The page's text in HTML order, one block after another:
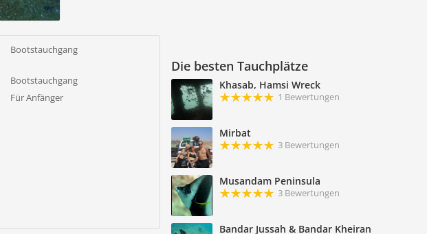
Die besten Tauchplätze
Khasab, Hamsi Wreck
1 Bewertungen
Mirbat
3 Bewertungen
Musandam Peninsula
3 Bewertungen
Bandar Jussah & Bandar Kheiran
Bootstauchgang
Bootstauchgang
Für Anfänger